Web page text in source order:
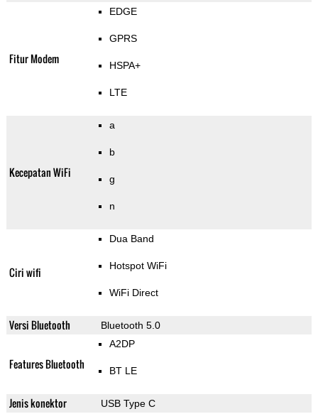
Fitur Modem
EDGE
GPRS
HSPA+
LTE
Kecepatan WiFi
a
b
g
n
Ciri wifi
Dua Band
Hotspot WiFi
WiFi Direct
Versi Bluetooth Bluetooth 5.0
Features Bluetooth
A2DP
BT LE
Jenis konektor USB Type C